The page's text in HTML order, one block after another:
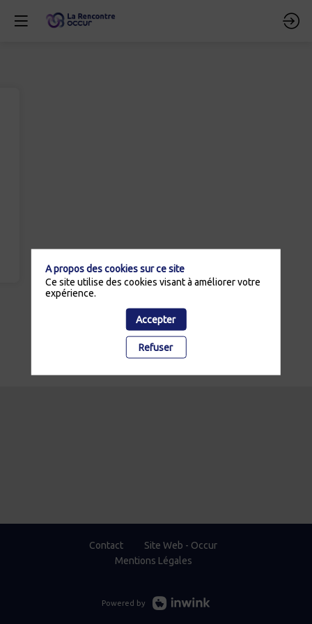
Contact
Site Web - Occur
Mentions Légales
Powered by
A propos des cookies sur ce site
Ce site utilise des cookies visant à améliorer votre
expérience.
Accepter
Refuser